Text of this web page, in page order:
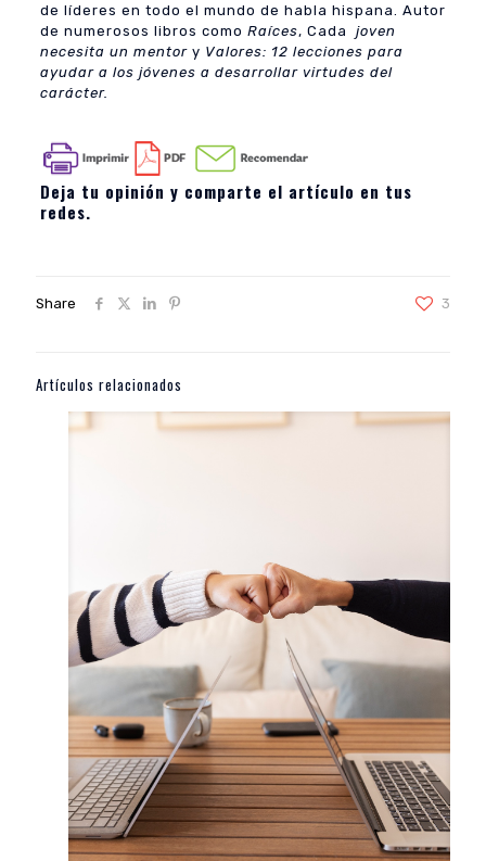
de líderes en todo el mundo de habla hispana. Autor
de numerosos libros como Raíces, Cada
joven
necesita un mentor y Valores: 12 lecciones para
ayudar a los jóvenes a desarrollar virtudes del
carácter.
Deja tu opinión y comparte el artículo en tus
redes.
Share 3
Artículos relacionados